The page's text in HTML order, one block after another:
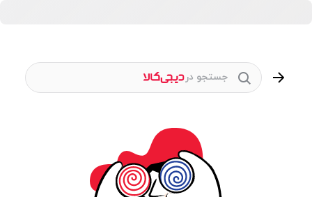
جستجو در